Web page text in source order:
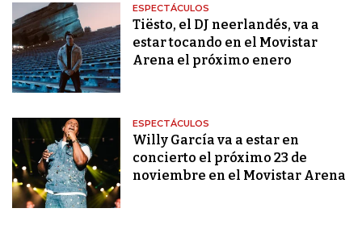
ESPECTÁCULOS
Tiësto, el DJ neerlandés, va a
estar tocando en el Movistar
Arena el próximo enero
ESPECTÁCULOS
Willy García va a estar en
concierto el próximo 23 de
noviembre en el Movistar Arena